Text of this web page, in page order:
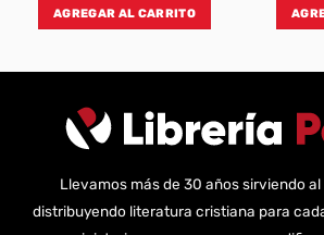
AGREGAR AL CARRITO
Llevamos más de 30 años sirviendo al
distribuyendo literatura cristiana para